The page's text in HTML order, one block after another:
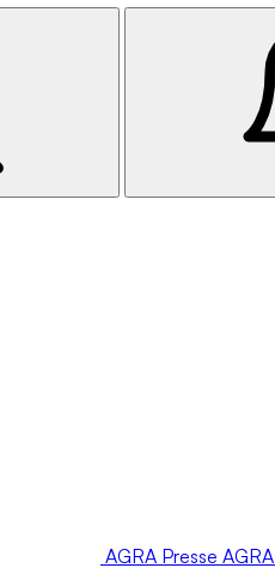
AGRA Presse AGRA